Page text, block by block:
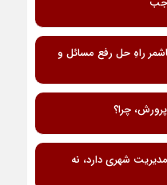
راهِ حل رفع مسائل و
چرا؟
شهری دارد، نه